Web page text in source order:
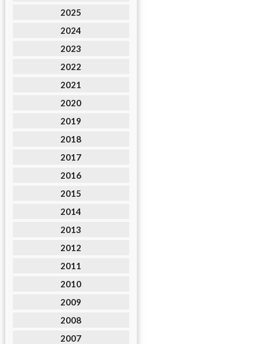
2025
2024
2023
2022
2021
2020
2019
2018
2017
2016
2015
2014
2013
2012
2011
2010
2009
2008
2007